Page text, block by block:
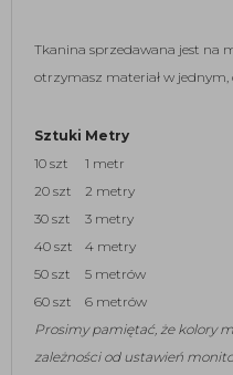
Tkanina sprzedawana jest na
otrzymasz materiał w jednym,
Sztuki Metry
10 szt
1 metr
20 szt
2 metry
30 szt
3 metry
40 szt
4 metry
50 szt
5 metrów
60 szt
6 metrów
Prosimy pamiętać, że kolory
zależności od ustawień